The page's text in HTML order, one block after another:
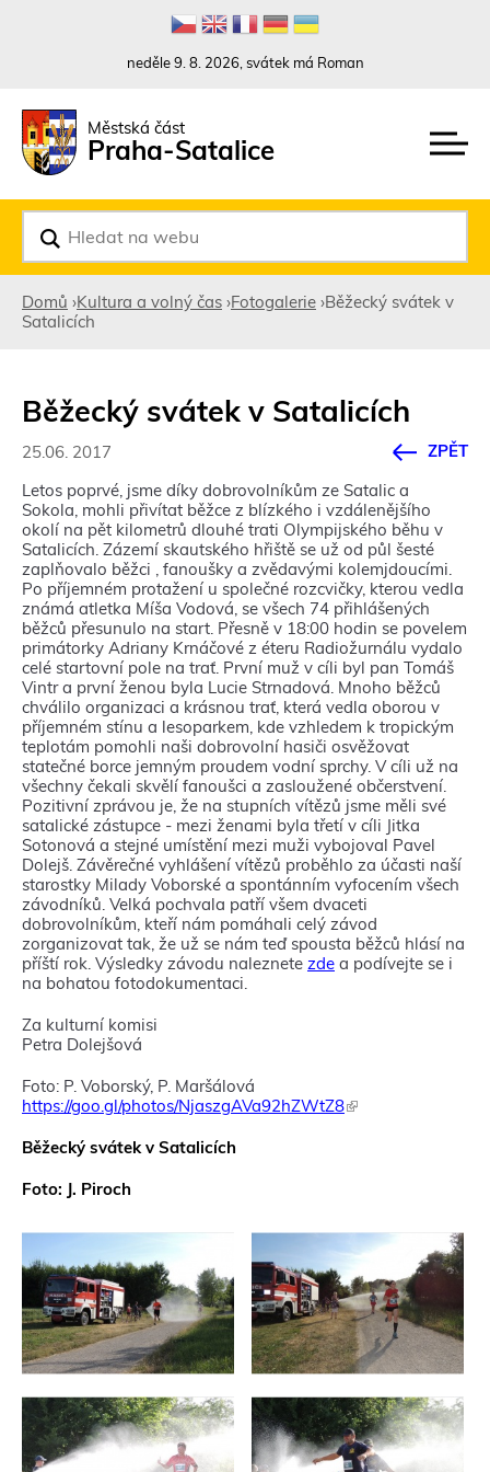
Rovnou na obsah
Rovnou na menu
Rovnou na kontakt
neděle 9. 8. 2026, svátek má Roman
Městská část
Praha-Satalice
h
e
d
Domů ›Kultura a volný čas ›Fotogalerie ›Běžecký svátek v
Satalicích
Běžecký svátek v Satalicích
25.06. 2017
ZPĚT
Letos poprvé, jsme díky dobrovolníkům ze Satalic a
Sokola, mohli přivítat běžce z blízkého i vzdálenějšího
okolí na pět kilometrů dlouhé trati Olympijského běhu v
Satalicích. Zázemí skautského hřiště se už od půl šesté
zaplňovalo běžci , fanoušky a zvědavými kolemjdoucími.
Po příjemném protažení u společné rozcvičky, kterou vedla
známá atletka Míša Vodová, se všech 74 přihlášených
běžců přesunulo na start. Přesně v 18:00 hodin se povelem
primátorky Adriany Krnáčové z éteru Radiožurnálu vydalo
celé startovní pole na trať. První muž v cíli byl pan Tomáš
Vintr a první ženou byla Lucie Strnadová. Mnoho běžců
chválilo organizaci a krásnou trať, která vedla oborou v
příjemném stínu a lesoparkem, kde vzhledem k tropickým
teplotám pomohli naši dobrovolní hasiči osvěžovat
statečné borce jemným proudem vodní sprchy. V cíli už na
všechny čekali skvělí fanoušci a zasloužené občerstvení.
Pozitivní zprávou je, že na stupních vítězů jsme měli své
satalické zástupce - mezi ženami byla třetí v cíli Jitka
Sotonová a stejné umístění mezi muži vybojoval Pavel
Dolejš. Závěrečné vyhlášení vítězů proběhlo za účasti naší
starostky Milady Voborské a spontánním vyfocením všech
závodníků. Velká pochvala patří všem dvaceti
dobrovolníkům, kteří nám pomáhali celý závod
zorganizovat tak, že už se nám teď spousta běžců hlásí na
příští rok. Výsledky závodu naleznete zde a podívejte se i
na bohatou fotodokumentaci.
Za kulturní komisi
Petra Dolejšová
Foto: P. Voborský, P. Maršálová
https://goo.gl/photos/NjaszgAVa92hZWtZ8(
a
z
s
e
o
t
e
v
ř
e
Běžecký svátek v Satalicích
Foto: J. Piroch